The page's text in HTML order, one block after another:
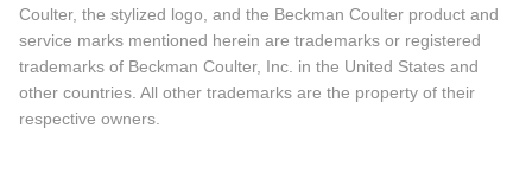
Coulter, the stylized logo, and the Beckman Coulter product and
service marks mentioned herein are trademarks or registered
trademarks of Beckman Coulter, Inc. in the United States and
other countries. All other trademarks are the property of their
respective owners.